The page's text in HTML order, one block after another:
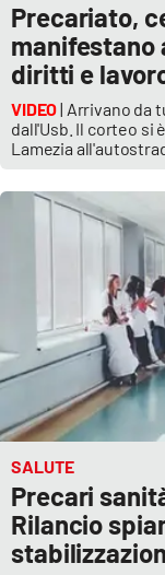
Precariato,
manifestano
diritti e
VIDEO| Arrivano da
dall'Usb. Il corteo si
Lamezia
SALUTE
Precari
Rilancio